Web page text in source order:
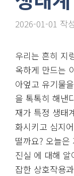
2026-01-01 작
우리는 흔히 지
옥하게 만드는
아엎고 유기물
을 톡톡히 해낸
재가 특정 생태
화시키고 심지
떨까요? 오늘
진실 에 대해
잡한 상호작용